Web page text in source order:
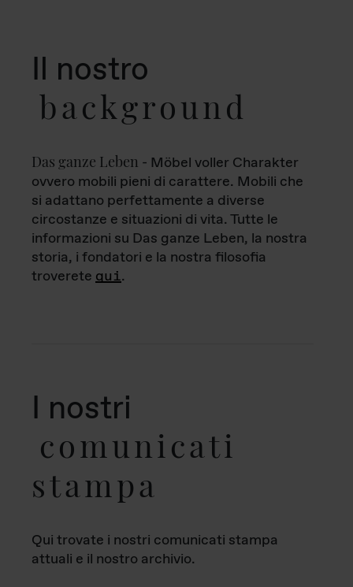
Il nostro
background
Das ganze Leben - Möbel voller Charakter
ovvero mobili pieni di carattere. Mobili che
si adattano perfettamente a diverse
circostanze e situazioni di vita. Tutte le
informazioni su Das ganze Leben, la nostra
storia, i fondatori e la nostra filosofia
troverete qui.
I nostri
comunicati
stampa
Qui trovate i nostri comunicati stampa
attuali e il nostro archivio.